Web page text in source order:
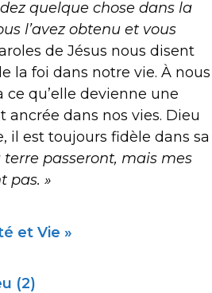
quelque chose dans la
l’avez obtenu et vous
de Jésus nous disent
la foi dans notre vie. À nous
ce qu’elle devienne une
dans nos vies. Dieu
il est toujours fidèle dans sa
terre passeront, mais mes
pas. »
et Vie »
(2)